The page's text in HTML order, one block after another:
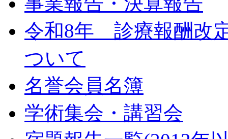
令和8年 診療報酬改
ついて
名誉会員名簿
学術集会・講習会